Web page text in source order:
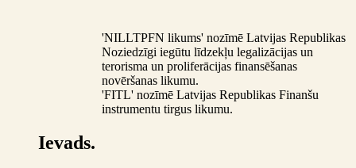
'NILLTPFN likums' nozīmē Latvijas Republikas
Noziedzīgi iegūtu līdzekļu legalizācijas un
terorisma un proliferācijas finansēšanas
novēršanas likumu.
'FITL' nozīmē Latvijas Republikas Finanšu
instrumentu tirgus likumu.
Ievads.